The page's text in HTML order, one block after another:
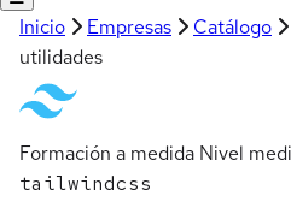
Inicio Empresas Catálogo
utilidades
Formación a medida Nivel
tailwindcss